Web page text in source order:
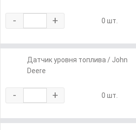
- + 0 шт.
Датчик уровня топлива / John
Deere
- + 0 шт.